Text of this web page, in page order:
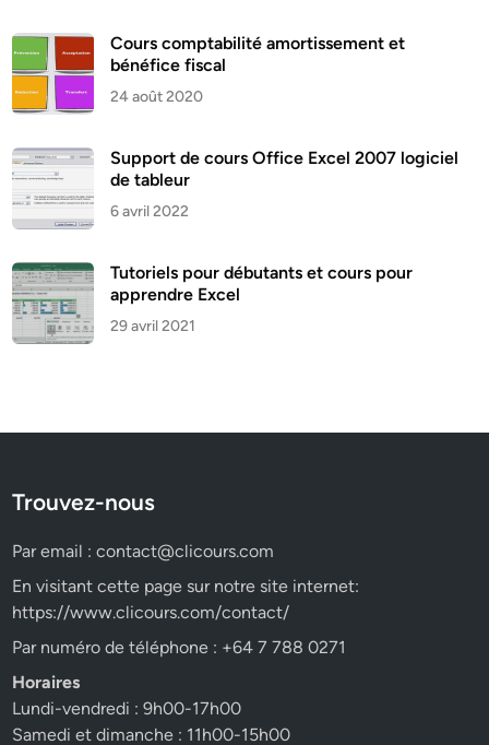
Cours comptabilité amortissement et
bénéfice fiscal
24 août 2020
Support de cours Office Excel 2007 logiciel
de tableur
6 avril 2022
Tutoriels pour débutants et cours pour
apprendre Excel
29 avril 2021
Trouvez-nous
Par email :contact@clicours.com
En visitant cette page sur notre site internet:
https://www.clicours.com/contact/
Par numéro de téléphone : +64 7 788 0271
Horaires
Lundi-vendredi : 9h00-17h00
Samedi et dimanche : 11h00-15h00